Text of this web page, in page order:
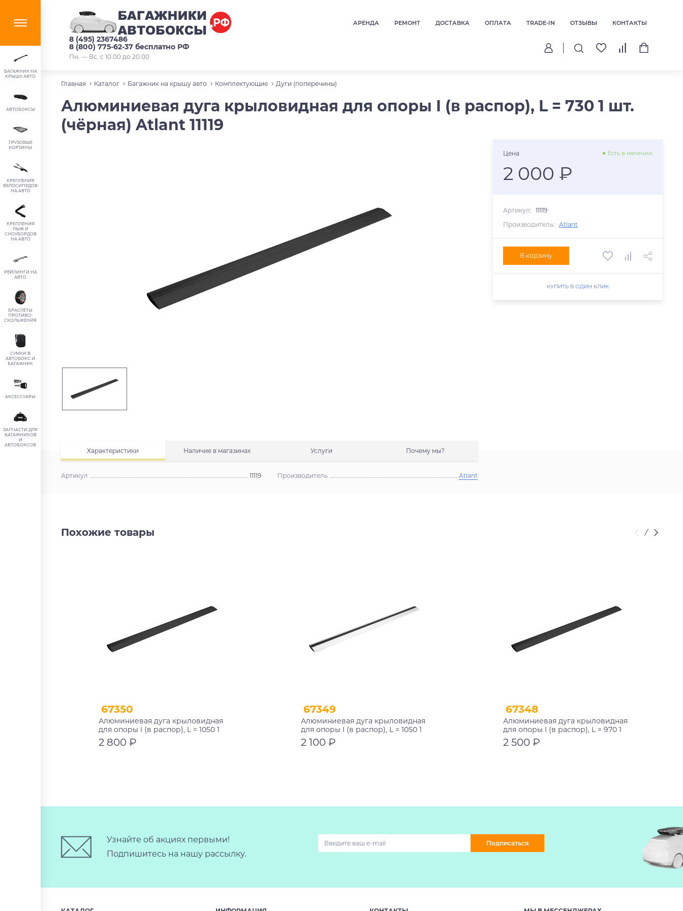
АРЕНДА РЕМОНТ ДОСТАВКА ОПЛАТА TRADE-IN ОТЗЫВЫ КОНТАКТЫ
8 (495) 2367486
8 (800) 775-62-37 бесплатно РФ
Пн. — Вс. с 10.00 до 20.00
БАГАЖНИК НА
КРЫШУ АВТО
АВТОБОКСЫ
ГРУЗОВЫЕ
КОРЗИНЫ
КРЕПЛЕНИЯ
ВЕЛОСИПЕДОВ
НА АВТО
КРЕПЛЕНИЯ
ЛЫЖ И
СНОУБОРДОВ
НА АВТО
РЕЙЛИНГИ НА
АВТО
БРАСЛЕТЫ
ПРОТИВО-
СКОЛЬЖЕНИЯ
СУМКИ В
АВТОБОКС И
БАГАЖНИК
АКСЕССУАРЫ
ЗАПЧАСТИ ДЛЯ
БАГАЖНИКОВ
И
АВТОБОКСОВ
Главная Каталог Багажник на крышу авто Комплектующие Дуги (поперечины)
Алюминиевая дуга крыловидная для опоры I (в распор), L = 730 1 шт.
(чёрная) Atlant 11119
Характеристики Наличие в магазинах Услуги Почему мы?
Артикул 11119 Производитель Atlant
Цена Есть в наличии
2 000 ₽
Артикул: 11119
Производитель: Atlant
В корзину
КУПИТЬ В ОДИН КЛИК
Похожие товары
67350
Алюминиевая дуга крыловидная
для опоры I (в распор), L = 1050 1
шт. (чёрная) Atlant 11117
2 800 ₽
67349
Алюминиевая дуга крыловидная
для опоры I (в распор), L = 1050 1
шт. Atlant 11017
2 100 ₽
67348
Алюминиевая дуга крыловидная
для опоры I (в распор), L = 970 1
шт. (чёрная) Atlant 11116
2 500 ₽
Узнайте об акциях первыми!
Подпишитесь на нашу рассылку.
Подписаться